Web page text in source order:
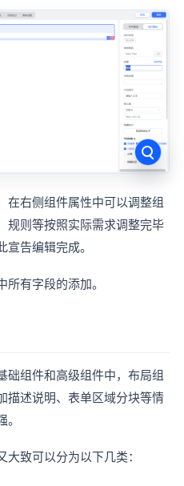
在右侧组件属性中可以调整组
规则等按照实际需求调整完毕
告编辑完成。
有字段的添加。
础组件和高级组件中，布局组
描述说明、表单区域分块等情
致可以分为以下几类：